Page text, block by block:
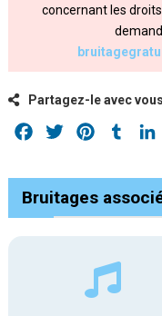
concernant les
Partagez-le avec
Facebook
Twitter Pinterest
Bruitages